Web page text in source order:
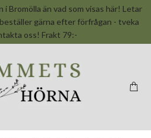
Bromölla än vad som visas här! Letar
gärna efter förfrågan - tveka
oss! Frakt 79:-